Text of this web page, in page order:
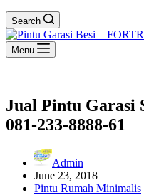
Search
Menu
Jual Pintu Garasi
081-233-8888-61
Admin
June 23, 2018
Pintu Rumah Minimalis